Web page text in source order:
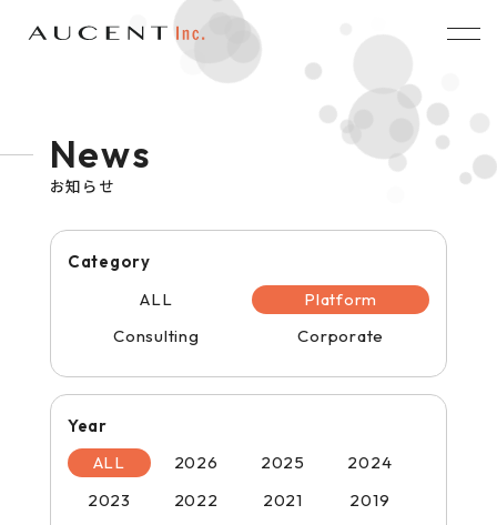
News
お知らせ
Category
ALL
Platform
Consulting
Corporate
Year
ALL
2026 2025
2024
2023
2022 2021
2019